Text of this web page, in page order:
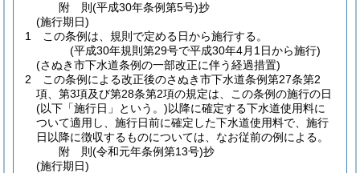
附 則(平成30年条例第5号)抄
(施行期日)
1
この条例は、規則で定める日から施行する。
(平成30年規則第29号で平成30年4月1日から施行)
(さぬき市下水道条例の一部改正に伴う経過措置)
2
この条例による改正後のさぬき市下水道条例第27条第2
項、第3項及び第28条第2項の規定は、この条例の施行の日
(以下「施行日」という。)以降に確定する下水道使用料に
ついて適用し、施行日前に確定した下水道使用料で、施行
日以降に徴収するものについては、なお従前の例による。
附 則(令和元年条例第13号)抄
(施行期日)